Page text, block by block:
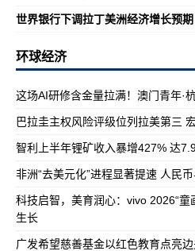
世界银行下调拉丁美洲经济增长预期
环球经济
这场AI研修含金量拉满！澳门青年·
巴拉圭主权风险评级位列拉美第三
智利上半年锂矿收入暴增427% 达
非洲“去美元化”进程显著提速 人民
科技启智，美育润心：vivo 2026“童
生长
广发希望慈善基金以红色教育点亮